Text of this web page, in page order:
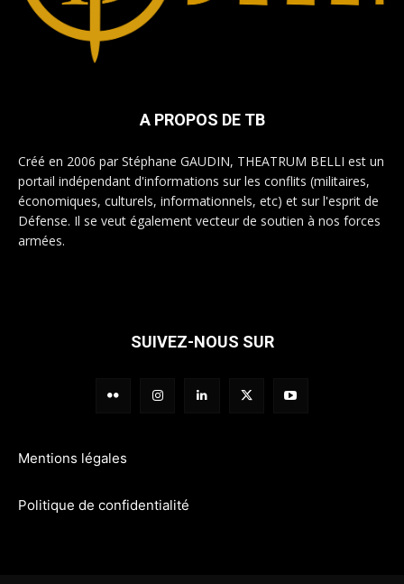
A PROPOS DE TB
Créé en 2006 par Stéphane GAUDIN, THEATRUM BELLI est un
portail indépendant d'informations sur les conflits (militaires,
économiques, culturels, informationnels, etc) et sur l'esprit de
Défense. Il se veut également vecteur de soutien à nos forces
armées.
SUIVEZ-NOUS SUR
Mentions légales
Politique de confidentialité